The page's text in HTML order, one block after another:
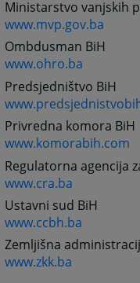
Ministarstvo vanjskih
www.mvp.gov.ba
Ombdusman BiH
www.ohro.ba
Predsjedništvo BiH
Privredna komora BiH
www.komorabih.com
Regulatorna agencija
www.cra.ba
Ustavni sud BiH
www.ccbh.ba
Zemljišna
www.zkk.ba